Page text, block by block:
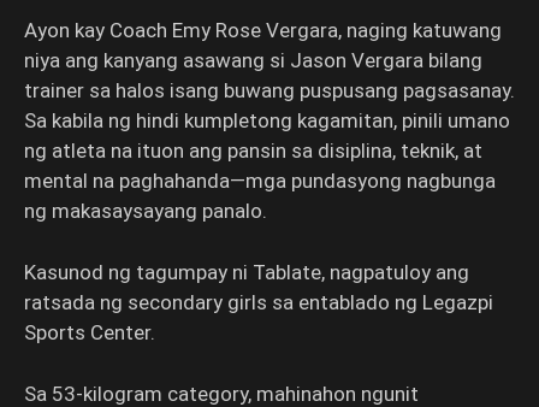
Ayon kay Coach Emy Rose Vergara, naging katuwang
niya ang kanyang asawang si Jason Vergara bilang
trainer sa halos isang buwang puspusang pagsasanay.
Sa kabila ng hindi kumpletong kagamitan, pinili umano
ng atleta na ituon ang pansin sa disiplina, teknik, at
mental na paghahanda—mga pundasyong nagbunga
ng makasaysayang panalo.
Kasunod ng tagumpay ni Tablate, nagpatuloy ang
ratsada ng secondary girls sa entablado ng Legazpi
Sports Center.
Sa 53-kilogram category, mahinahon ngunit